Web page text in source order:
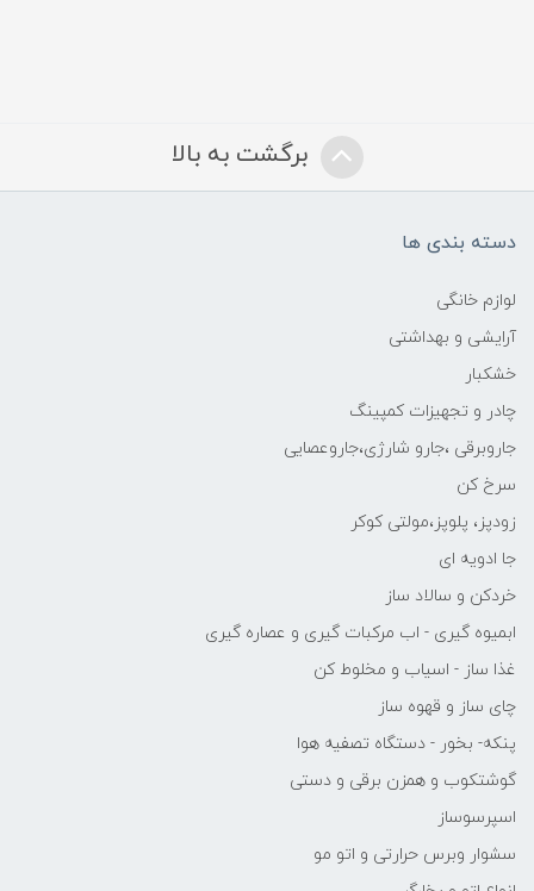
برگشت به بالا
دسته بندی ها
لوازم خانگی
آرایشی و بهداشتی
خشکبار
چادر و تجهیزات کمپینگ
جاروبرقی ،جارو شارژی،جاروعصایی
سرخ کن
زودپز، پلوپز،مولتی کوکر
جا ادویه ای
خردکن و سالاد ساز
ابمیوه گیری - اب مرکبات گیری و عصاره گیری
غذا ساز - اسیاب و مخلوط کن
چای ساز و قهوه ساز
پنکه- بخور - دستگاه تصفیه هوا
گوشتکوب و همزن برقی و دستی
اسپرسوساز
سشوار وبرس حرارتی و اتو مو